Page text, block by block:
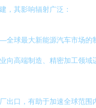
，其影响辐射广泛：
球最大新能源汽车市场的
向高端制造、精密加工领
出口，有助于加速全球范